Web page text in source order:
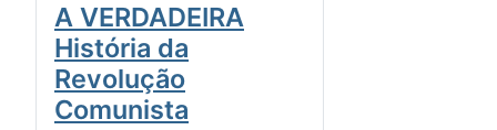
A VERDADEIRA
História da
Revolução
Comunista